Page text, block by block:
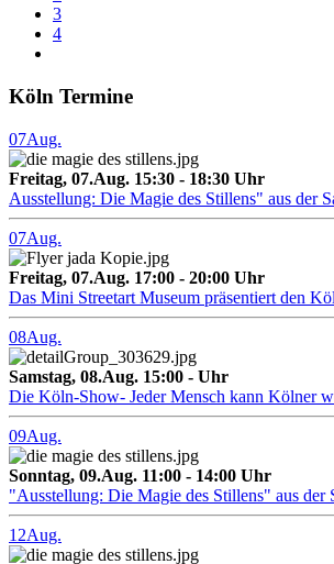
3
4
Köln Termine
07Aug.
Freitag, 07.Aug. 15:30 - 18:30 Uhr
Ausstellung: Die Magie des Stillens" aus der
07Aug.
Freitag, 07.Aug. 17:00 - 20:00 Uhr
Das Mini Streetart Museum präsentiert den
08Aug.
Samstag, 08.Aug. 15:00 - Uhr
Die Köln-Show- Jeder Mensch kann Kölner
09Aug.
Sonntag, 09.Aug. 11:00 - 14:00 Uhr
"Ausstellung: Die Magie des Stillens" aus der
12Aug.